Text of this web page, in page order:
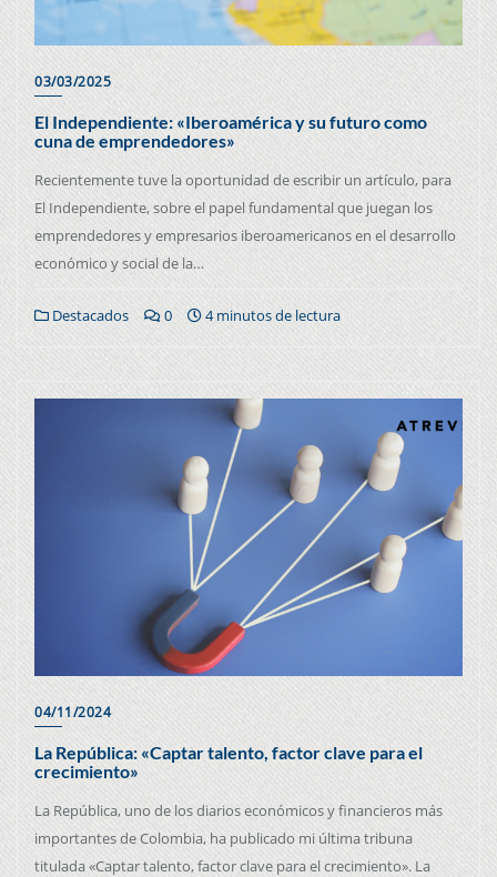
03/03/2025
El Independiente: «Iberoamérica y su futuro como
cuna de emprendedores»
Recientemente tuve la oportunidad de escribir un artículo, para
El Independiente, sobre el papel fundamental que juegan los
emprendedores y empresarios iberoamericanos en el desarrollo
económico y social de la…
Destacados 0 4 minutos de lectura
04/11/2024
La República: «Captar talento, factor clave para el
crecimiento»
La República, uno de los diarios económicos y financieros más
importantes de Colombia, ha publicado mi última tribuna
titulada «Captar talento, factor clave para el crecimiento». La